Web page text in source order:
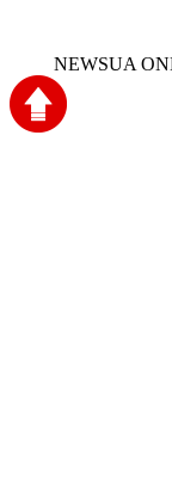
NEWSUA